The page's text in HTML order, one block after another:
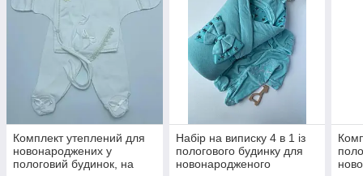
Комплект утеплений для
новонароджених у
пологовий будинок, на
Набір на виписку 4 в 1 із
пологового будинку для
новонародженого